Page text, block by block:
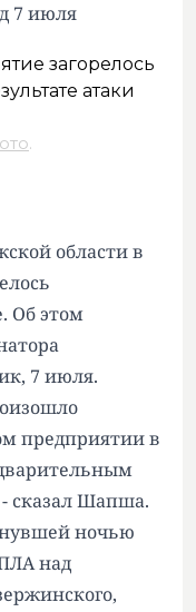
7 июля
.
области в
Об этом
7 июля.
предприятии в
сказал Шапша.
ночью
над